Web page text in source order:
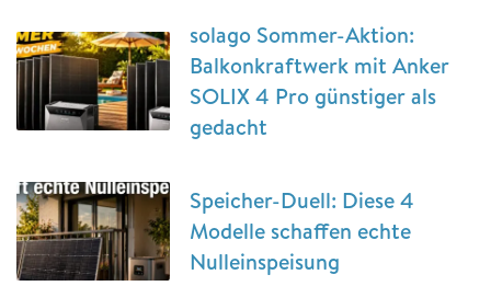
solago Sommer-Aktion:
Balkonkraftwerk mit Anker
SOLIX 4 Pro günstiger als
gedacht
Speicher-Duell: Diese 4
Modelle schaffen echte
Nulleinspeisung